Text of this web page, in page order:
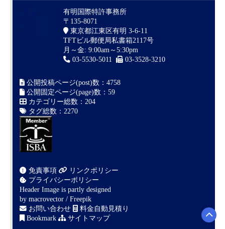
有明国際特許事務所
〒135-8071
東京都江東区有明 3-6-11
TFTビル郵便局私書箱2117号
月～金: 9:00am～5:30pm
03-5530-5011
03-3528-3210
公開投稿ページ(post)数：4758
公開固定ページ(page)数：59
カテゴリー総数：204
タグ総数：2270
免責事項
リンクポリシー
プライバシーポリシー
Header Image is partly designed
by macrovector / Freepik
お問い合わせ
料金自動見積り
Bookmark
サイトマップ